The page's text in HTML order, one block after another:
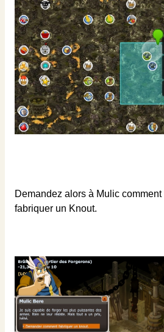
Demandez alors à Mulic
fabriquer un Knout.